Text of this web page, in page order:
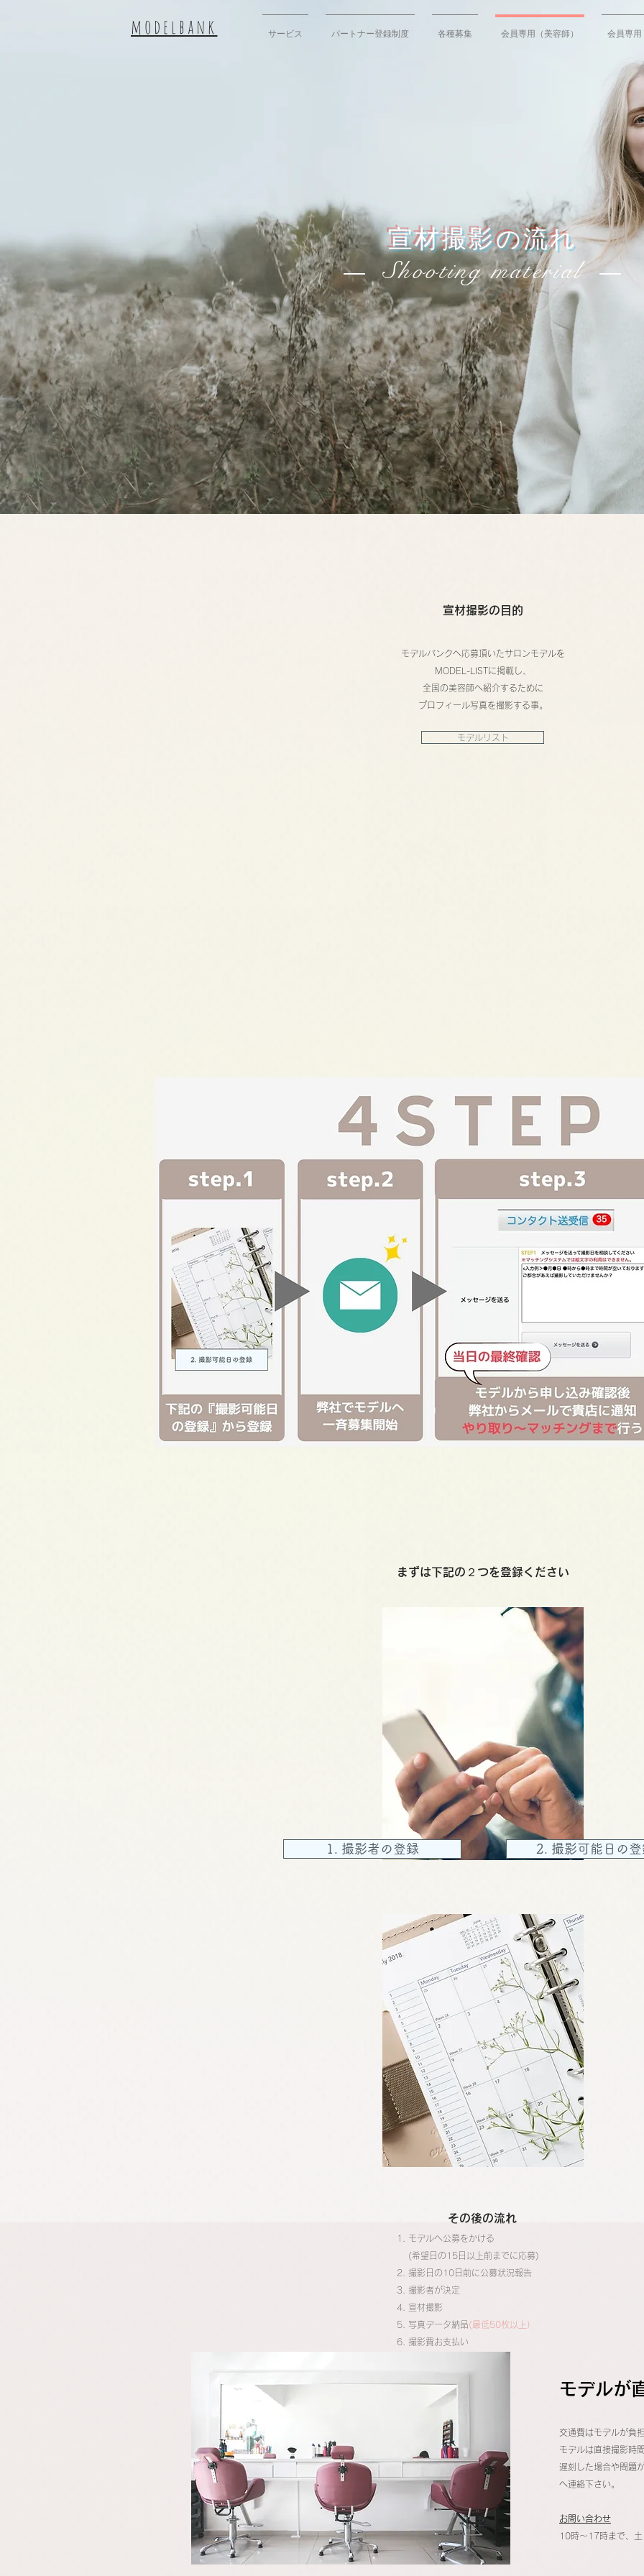
modelbank サービス パートナー登録制度 各種募集 会員専用（美容師） 会員専用
宣材撮影の流れ
Shooting material
宣材撮影の目的
モデルバンクへ応募頂いたサロンモデルを
MODEL-LISTに掲載し、
全国の美容師へ紹介するために
プロフィール写真を撮影する事。
モデルリスト
まずは下記の２つを登録ください
2. 撮影可能日の登
1. 撮影者の登録
その後の流れ
モデルへ公募をかける
(希望日の15日以上前までに応募)
撮影日の10日前に公募状況報告
撮影者が決定
宣材撮影
写真データ納品(最低50枚以上）
撮影費お支払い
モデルが
交通費はモデルが負
モデルは直接撮影時
遅刻した場合や問題
へ連絡下さい。
​お問い合わせ
10時〜17時まで、土